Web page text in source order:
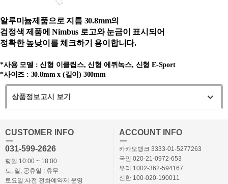
알루미늄제품으로 지름 30.8mm의
검정색 제품에 Nimbus 로고와 눈금이 표시되어
정확한 높낮이를 체크하기 용이합니다.
*사용 모델 : 신형 이클립스, 신형 에퀴녹스, 신형 E-Sport
*사이즈 : 30.8mm x (길이) 300mm
상품정보고시 보기
CUSTOMER INFO
ㅡ
031-599-2626
평일 10:00 ~ 18:00
토, 일, 공휴일 : 휴무
토요일:사전 전화예약제 운영
ACCOUNT INFO
ㅡ
카카오뱅크 3333-01-5277263
국민 020-21-0972-653
우리 1002-362-594167
신한 100-020-190011